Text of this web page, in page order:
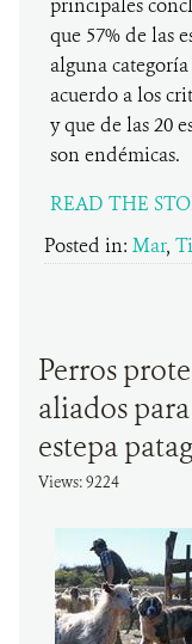
principales
que 57% de las
alguna
acuerdo a los
y que de las 20
son endémicas.
READ THE
Posted in: Mar,
Perros
aliados
estepa
Views: 9224